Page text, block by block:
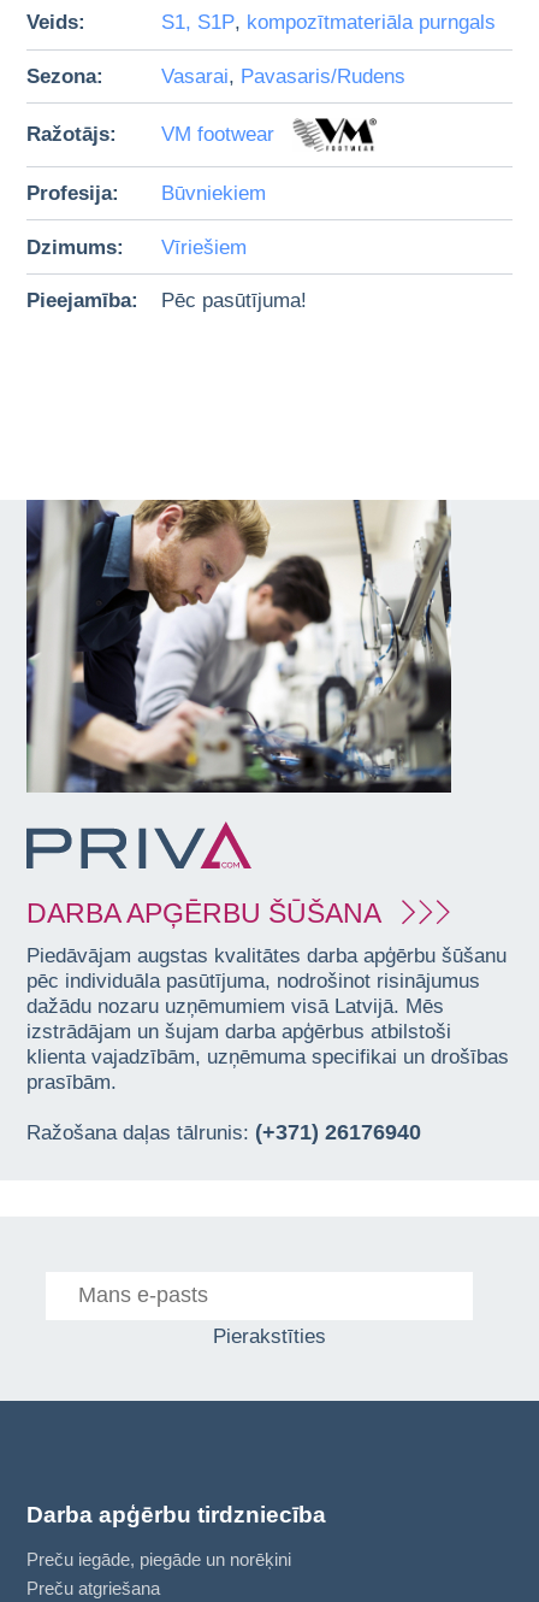
Veids: S1, S1P, kompozītmateriāla purngals
Sezona: Vasarai, Pavasaris/Rudens
Ražotājs: VM footwear
Profesija: Būvniekiem
Dzimums: Vīriešiem
Pieejamība: Pēc pasūtījuma!
DARBA APĢĒRBU ŠŪŠANA
Piedāvājam augstas kvalitātes darba apģērbu šūšanu
pēc individuāla pasūtījuma, nodrošinot risinājumus
dažādu nozaru uzņēmumiem visā Latvijā. Mēs
izstrādājam un šujam darba apģērbus atbilstoši
klienta vajadzībām, uzņēmuma specifikai un drošības
prasībām.
Ražošana daļas tālrunis: (+371) 26176940
Pierakstīties
Darba apģērbu tirdzniecība
Preču iegāde, piegāde un norēķini
Preču atgriešana